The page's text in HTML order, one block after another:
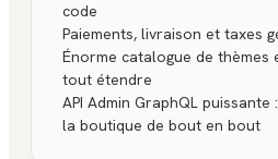
code
Paiements, livraison et taxes
Énorme catalogue de
tout étendre
API Admin GraphQL
la boutique de bout en bout